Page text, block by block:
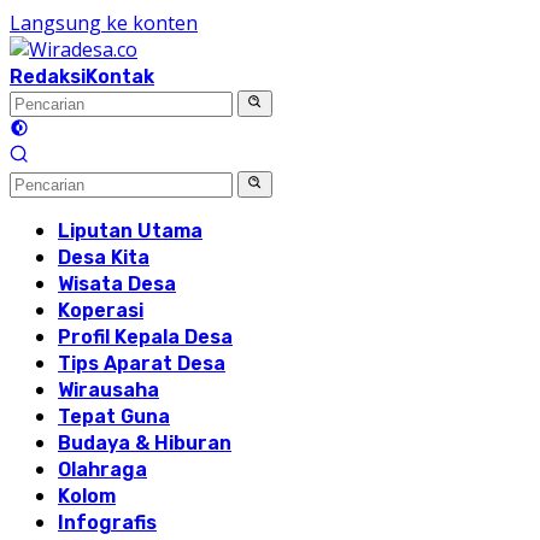
Langsung ke konten
RedaksiKontak
Liputan Utama
Desa Kita
Wisata Desa
Koperasi
Profil Kepala Desa
Tips Aparat Desa
Wirausaha
Tepat Guna
Budaya & Hiburan
Olahraga
Kolom
Infografis